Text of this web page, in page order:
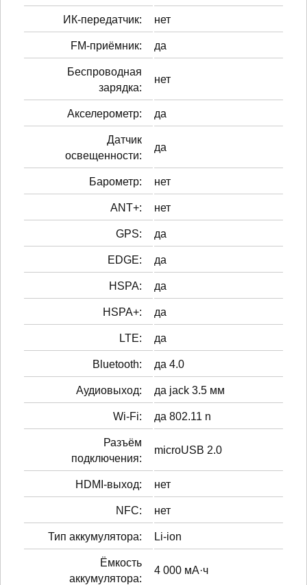
ИК-передатчик: нет
FM-приёмник: да
Беспроводная
зарядка:
нет
Акселерометр: да
Датчик
освещенности:
да
Барометр: нет
ANT+: нет
GPS: да
EDGE: да
HSPA: да
HSPA+: да
LTE: да
Bluetooth: да 4.0
Аудиовыход: да jack 3.5 мм
Wi-Fi: да 802.11 n
Разъём
подключения:
microUSB 2.0
HDMI-выход: нет
NFC: нет
Тип аккумулятора: Li-ion
Ёмкость
аккумулятора:
4 000 мА·ч